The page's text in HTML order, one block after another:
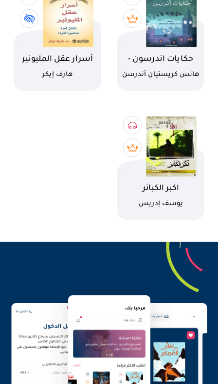
اسم الكتاب
حكايات اندرسون -
الراعية و منظفكاتب
هانس كريستيان أندرسن
اسم الكتاب
أسرار عقل المليونير
كاتب
هارف إيكر
اسم الكتاب
اكبر الكبائر
كاتب
يوسف إدريس